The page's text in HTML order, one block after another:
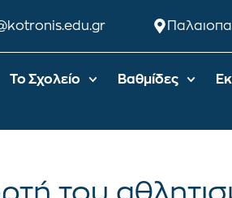
Το Σχολείο Βαθμίδες